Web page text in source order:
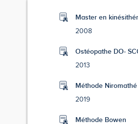
Master en
2008
Ostéopathe DO-
2013
Méthode Niromathé
2019
Méthode Bowen